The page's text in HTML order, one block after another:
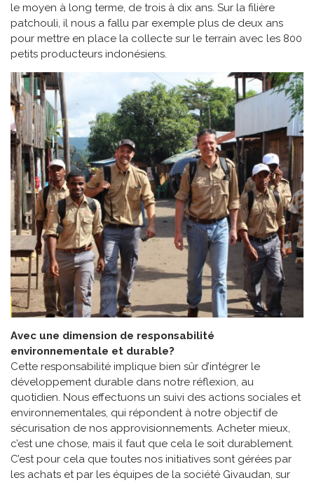
le moyen à long terme, de trois à dix ans. Sur la filière
patchouli, il nous a fallu par exemple plus de deux ans
pour mettre en place la collecte sur le terrain avec les 800
petits producteurs indonésiens.
Avec une dimension de responsabilité
environnementale et durable?
Cette responsabilité implique bien sûr d’intégrer le
développement durable dans notre réflexion, au
quotidien. Nous effectuons un suivi des actions sociales et
environnementales, qui répondent à notre objectif de
sécurisation de nos approvisionnements. Acheter mieux,
c’est une chose, mais il faut que cela le soit durablement.
C’est pour cela que toutes nos initiatives sont gérées par
les achats et par les équipes de la société Givaudan, sur